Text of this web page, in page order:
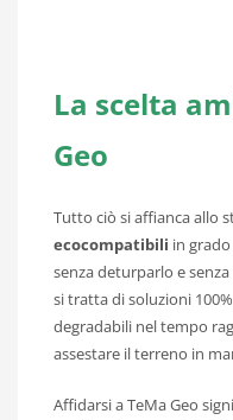
La scelta
Geo
Tutto ciò si affianca allo
ecocompatibili in
senza deturparlo e
si tratta di soluzioni
degradabili nel tempo
assestare il terreno in
Affidarsi a TeMa Geo